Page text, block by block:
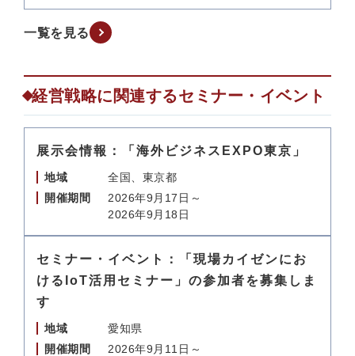
一覧を見る
経営戦略に関連するセミナー・イベント
展示会情報：「海外ビジネスEXPO東京」
地域
全国、東京都
開催期間
2026年9月17日～
2026年9月18日
セミナー・イベント：「現場カイゼンにお
けるIoT活用セミナー」の参加者を募集しま
す
地域
愛知県
開催期間
2026年9月11日～